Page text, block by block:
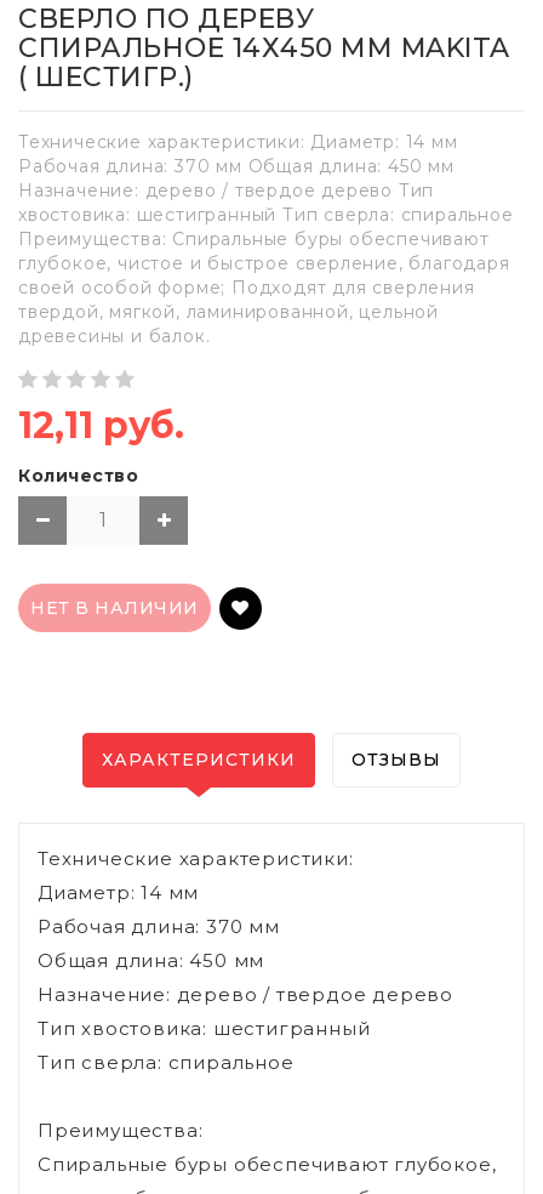
СВЕРЛО ПО ДЕРЕВУ
СПИРАЛЬНОЕ 14Х450 ММ MAKITA
( ШЕСТИГР.)
Технические характеристики: Диаметр: 14 мм
Рабочая длина: 370 мм Общая длина: 450 мм
Назначение: дерево / твердое дерево Тип
хвостовика: шестигранный Тип сверла: cпиральное
Преимущества: Спиральные буры обеспечивают
глубокое, чистое и быстрое сверление, благодаря
своей особой форме; Подходят для сверления
твердой, мягкой, ламинированной, цельной
древесины и балок.
12,11 руб.
Количество
НЕТ В НАЛИЧИИ
ХАРАКТЕРИСТИКИ ОТЗЫВЫ
Технические характеристики:
Диаметр: 14 мм
Рабочая длина: 370 мм
Общая длина: 450 мм
Назначение: дерево / твердое дерево
Тип хвостовика: шестигранный
Тип сверла: cпиральное
Преимущества:
Спиральные буры обеспечивают глубокое,